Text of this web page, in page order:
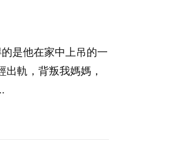
是他在家中上吊的一
軌，背叛我媽媽，